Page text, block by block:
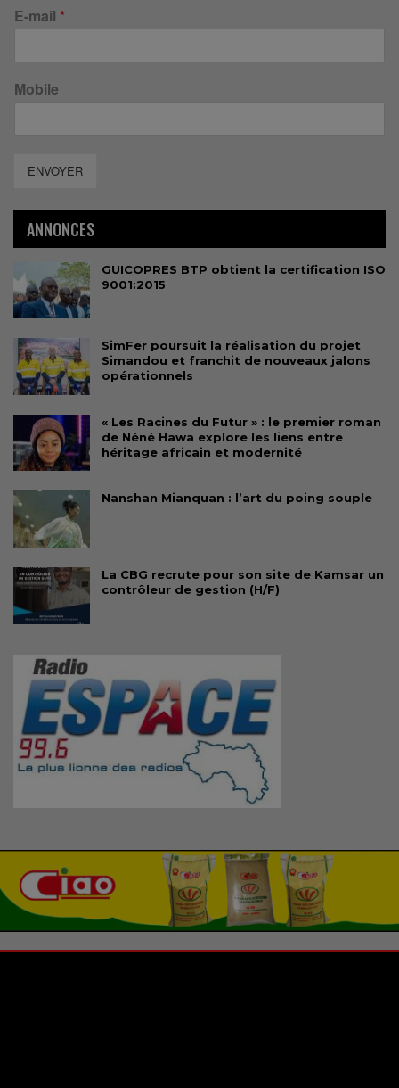
E-mail *
Mobile
ENVOYER
ANNONCES
GUICOPRES BTP obtient la certification ISO
9001:2015
SimFer poursuit la réalisation du projet
Simandou et franchit de nouveaux jalons
opérationnels
« Les Racines du Futur » : le premier roman
de Néné Hawa explore les liens entre
héritage africain et modernité
Nanshan Mianquan : l’art du poing souple
La CBG recrute pour son site de Kamsar un
contrôleur de gestion (H/F)